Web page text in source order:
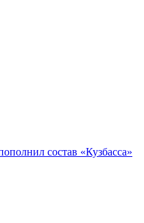
состав «Кузбасса»